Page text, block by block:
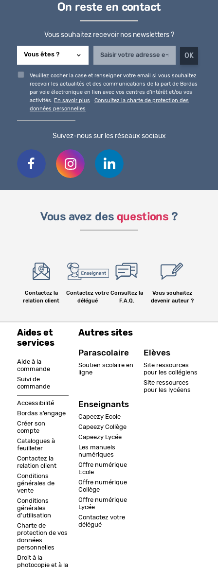
On reste en contact
Vous souhaitez recevoir nos newsletters ?
Veuillez cocher la case et renseigner votre email si vous souhaitez
recevoir les actualités et des communications de la part de Bordas
par voie électronique en lien avec vos centres d'intérêt et/ou vos
activités. En savoir plus
Consultez la charte de protection des
données personnelles
Suivez-nous sur les réseaux sociaux
Vous avez des questions ?
Contactez la
relation client
Contactez votre
délégué
Consultez la
F.A.Q.
Vous souhaitez
devenir auteur ?
Aides et
services
Aide à la
commande
Suivi de
commande
Accessibilité
Bordas s’engage
Créer son
compte
Catalogues à
feuilleter
Contactez la
relation client
Conditions
générales de
vente
Conditions
générales
d'utilisation
Charte de
protection de vos
données
personnelles
Droit à la
photocopie et à la
Autres sites
Parascolaire
Soutien scolaire en
ligne
Enseignants
Capeezy Ecole
Capeezy Collège
Capeezy Lycée
Les manuels
numériques
Offre numérique
Ecole
Offre numérique
Collège
Offre numérique
Lycée
Contactez votre
délégué
Elèves
Site ressources
pour les collégiens
Site ressources
pour les lycéens